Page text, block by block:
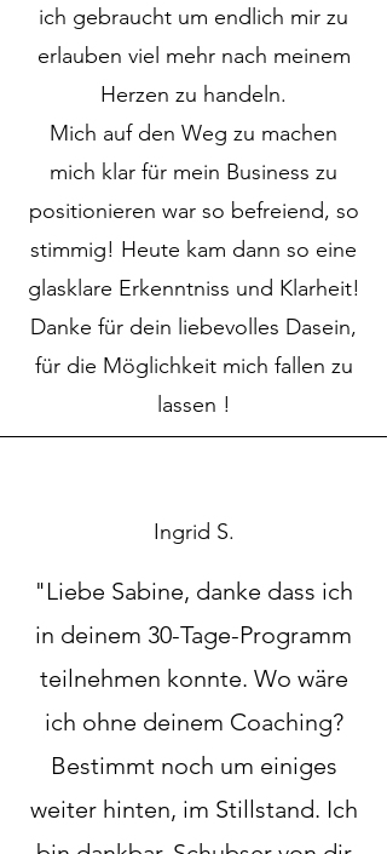
ich gebraucht um endlich mir zu
erlauben viel mehr nach meinem
Herzen zu handeln.
Mich auf den Weg zu machen
mich klar für mein Business zu
positionieren war so befreiend, so
stimmig! Heute kam dann so eine
glasklare Erkenntniss und Klarheit!
Danke für dein liebevolles Dasein,
für die Möglichkeit mich fallen zu
lassen !
Ingrid S.
"Liebe Sabine, danke dass ich
in deinem 30-Tage-Programm
teilnehmen konnte. Wo wäre
ich ohne deinem Coaching?
Bestimmt noch um einiges
weiter hinten, im Stillstand. Ich